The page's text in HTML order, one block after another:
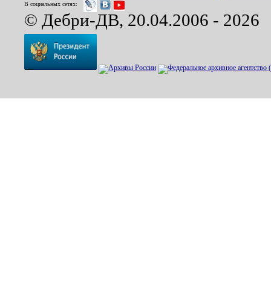
В социальных сетях:
© Дебри-ДВ, 20.04.2006 - 2026